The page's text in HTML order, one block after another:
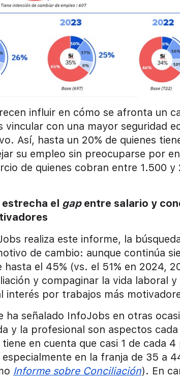
influir en cómo se afronta un
con una mayor seguridad
Así, hasta un 20% de quienes
su empleo sin preocuparse por
de quienes cobran entre 1.500
estrecha el gapentre salario y
realiza este informe, la
de cambio: aunque continúa
el 45% (vs. el 51% en 2024,
y compaginar la vida laboral
por trabajos más
ha señalado InfoJobs en otras
y la profesional son aspectos
en cuenta que casi 1 de cada
en la franja de 35 a
Informe sobre Conciliación). En